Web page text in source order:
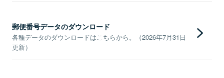
郵便番号データのダウンロード
各種データのダウンロードはこちらから。（2026年7月31日
更新）